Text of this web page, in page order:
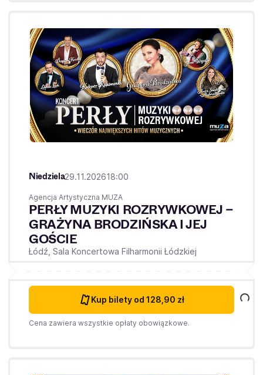
Niedziela29.11.202618:00
Agencja Artystyczna MUZA
PERŁY MUZYKI ROZRYWKOWEJ –
GRAŻYNA BRODZIŃSKA I JEJ
GOŚCIE
Łódź, Sala Koncertowa Filharmonii Łódzkiej
Kup bilety od 128,90 zł
Cena zawiera wszystkie opłaty obowiązkowe.